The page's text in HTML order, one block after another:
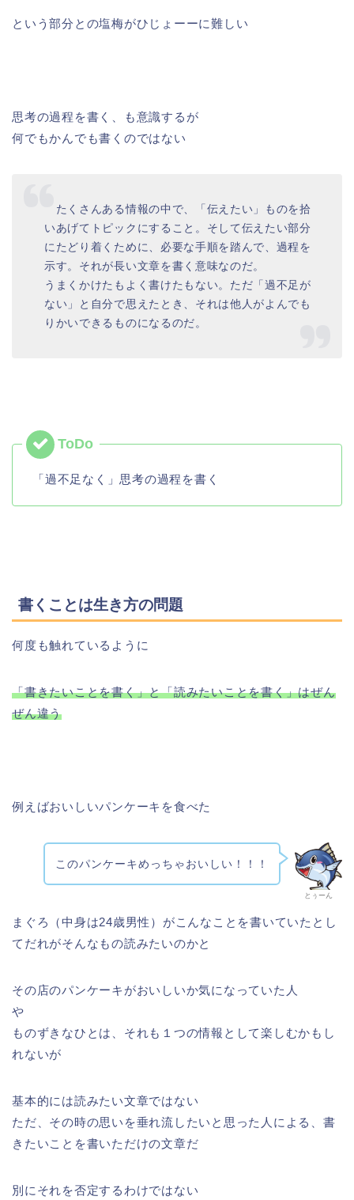
という部分との塩梅がひじょーーに難しい
思考の過程を書く、も意識するが
何でもかんでも書くのではない
たくさんある情報の中で、「伝えたい」ものを拾
いあげてトピックにすること。そして伝えたい部分
にたどり着くために、必要な手順を踏んで、過程を
示す。それが長い文章を書く意味なのだ。
うまくかけたもよく書けたもない。ただ「過不足が
ない」と自分で思えたとき、それは他人がよんでも
りかいできるものになるのだ。
「過不足なく」思考の過程を書く
書くことは生き方の問題
何度も触れているように
「書きたいことを書く」と「読みたいことを書く」はぜん
ぜん違う
例えばおいしいパンケーキを食べた
とぅーん
このパンケーキめっちゃおいしい！！！
まぐろ（中身は24歳男性）がこんなことを書いていたとし
てだれがそんなもの読みたいのかと
その店のパンケーキがおいしいか気になっていた人
や
ものずきなひとは、それも１つの情報として楽しむかもし
れないが
基本的には読みたい文章ではない
ただ、その時の思いを垂れ流したいと思った人による、書
きたいことを書いただけの文章だ
別にそれを否定するわけではない